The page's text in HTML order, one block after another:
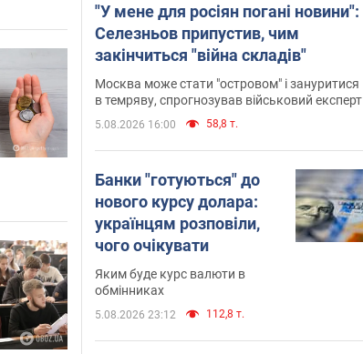
"У мене для росіян погані новини":
Селезньов припустив, чим
закінчиться "війна складів"
Москва може стати "островом" і зануритися
в темряву, спрогнозував військовий експерт
5.08.2026 16:00 58,8 т.
Банки "готуються" до
нового курсу долара:
українцям розповіли,
чого очікувати
Яким буде курс валюти в
обмінниках
5.08.2026 23:12 112,8 т.